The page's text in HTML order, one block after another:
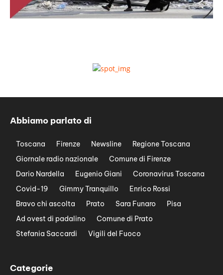
Abbiamo parlato di
Toscana Firenze Newsline
Regione Toscana
Giornale radio nazionale
Comune di Firenze
Dario Nardella
Eugenio Giani
Coronavirus Toscana
Covid-19
Gimmy Tranquillo
Enrico Rossi
Bravo chi ascolta
Prato Sara Funaro
Pisa
Ad ovest di padalino
Comune di Prato
Stefania Saccardi
Vigili del Fuoco
Categorie